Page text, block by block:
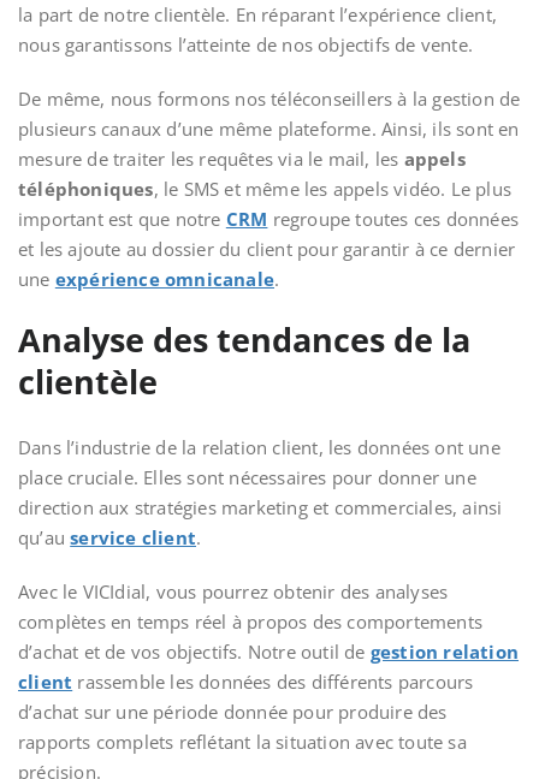
la part de notre clientèle. En réparant l’expérience client,
nous garantissons l’atteinte de nos objectifs de vente.
De même, nous formons nos téléconseillers à la gestion de
plusieurs canaux d’une même plateforme. Ainsi, ils sont en
mesure de traiter les requêtes via le mail, les appels
téléphoniques, le SMS et même les appels vidéo. Le plus
important est que notre CRM regroupe toutes ces données
et les ajoute au dossier du client pour garantir à ce dernier
une expérience omnicanale.
Analyse des tendances de la
clientèle
Dans l’industrie de la relation client, les données ont une
place cruciale. Elles sont nécessaires pour donner une
direction aux stratégies marketing et commerciales, ainsi
qu’auservice client.
Avec le VICIdial, vous pourrez obtenir des analyses
complètes en temps réel à propos des comportements
d’achat et de vos objectifs. Notre outil de gestion relation
client rassemble les données des différents parcours
d’achat sur une période donnée pour produire des
rapports complets reflétant la situation avec toute sa
précision.